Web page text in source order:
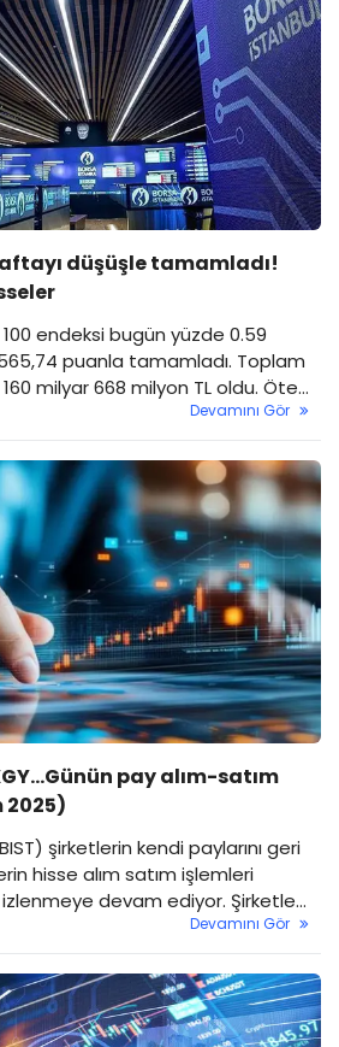
düşüşle tamamladı!
endeksi bugün yüzde 0.59
puanla tamamladı. Toplam
milyar 668 milyon TL oldu. Öte
yükselen ve düşen hisseleri de
Devamını Gör
pay alım-satım
2025)
şirketlerin kendi paylarını geri
hisse alım satım işlemleri
devam ediyor. Şirketler,
hisse fiyatlarını destekleyerek
mesajı verirken, içeriden gelen
hisselerin geleceğine dair
İşte şirketlerin pay alım-satım
Devamını Gör